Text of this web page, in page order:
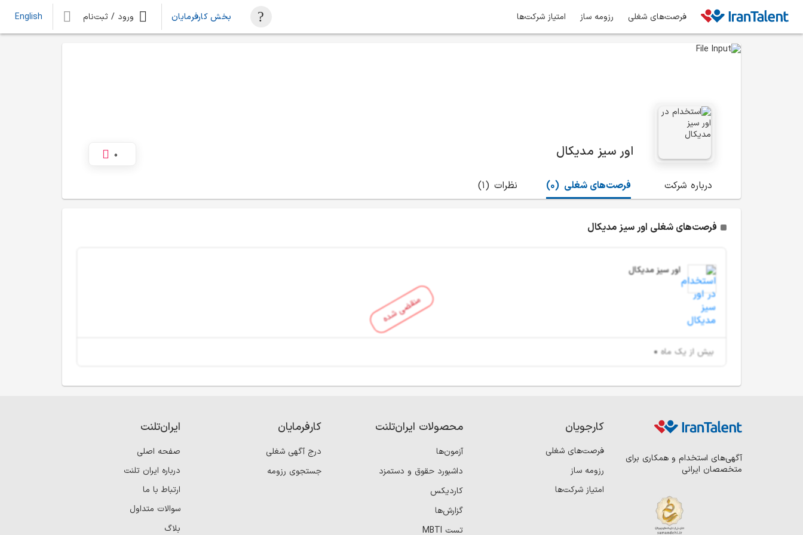
فرصت‌های شغلی رزومه ساز امتیاز شرکت‌ها بخش کارفرمایان ورود / ثبت‌نام English
اور سیز مدیکال 0
درباره شرکت (0) فرصت‌های شغلی (1) نظرات
فرصت‌های شغلی اور سیز مدیکال
منقضی شده
اور سیز مدیکال
بیش از یک ماه
آگهی‌های استخدام و همکاری برای
متخصصان ایرانی
کارجویان
فرصت‌های شغلی
رزومه ساز
امتیاز شرکت‌ها
محصولات ایران‌تلنت
آزمون‌ها
داشبورد حقوق و دستمزد
کاردیکس
گزارش‌ها
تست MBTI
کارفرمایان
درج آگهی شغلی
جستجوی رزومه
ایران‌تلنت
صفحه اصلی
درباره ایران تلنت
ارتباط با ما
سوالات متداول
بلاگ